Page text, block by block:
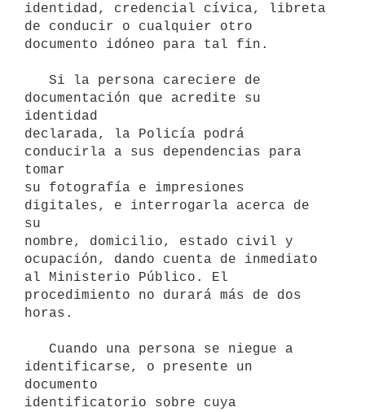
identidad, credencial cívica, libreta
de conducir o cualquier otro
documento idóneo para tal fin.
documentación que acredite su
identidad
declarada, la Policía podrá
conducirla a sus dependencias para
tomar
su fotografía e impresiones
digitales, e interrogarla acerca de
su
nombre, domicilio, estado civil y
ocupación, dando cuenta de inmediato
al Ministerio Público. El
procedimiento no durará más de dos
horas.
identificarse, o presente un
documento
identificatorio sobre cuya